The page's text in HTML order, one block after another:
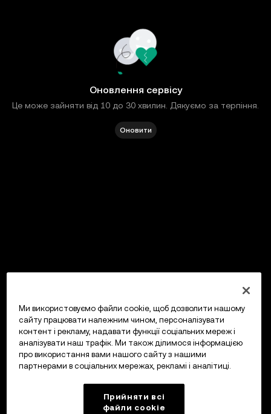
Оновлення сервісу
Це може зайняти від 10 до 30 хвилин. Дякуємо за терпіння.
Оновити
Ми використовуємо файли cookie, щоб дозволити нашому
сайту працювати належним чином, персоналізувати
контент і рекламу, надавати функції соціальних мереж і
аналізувати наш трафік. Ми також ділимося інформацією
про використання вами нашого сайту з нашими
партнерами в соціальних мережах, рекламі і аналітиці.
Прийняти всі
файли сookie